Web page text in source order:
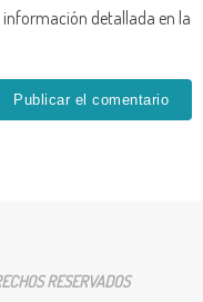
detallada en la
RESERVADOS